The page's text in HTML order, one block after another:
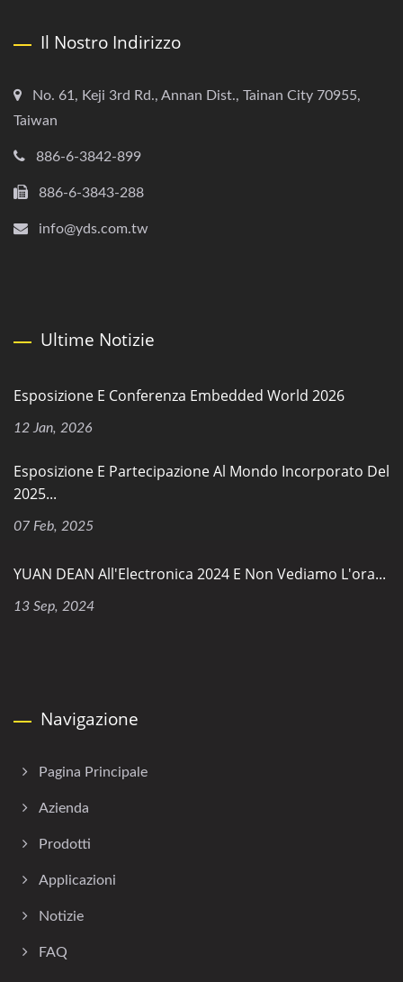
Il Nostro Indirizzo
No. 61, Keji 3rd Rd., Annan Dist., Tainan City 70955,
Taiwan
886-6-3842-899
886-6-3843-288
info@yds.com.tw
Ultime Notizie
Esposizione E Conferenza Embedded World 2026
12 Jan, 2026
Esposizione E Partecipazione Al Mondo Incorporato Del
2025...
07 Feb, 2025
YUAN DEAN All'Electronica 2024 E Non Vediamo L'ora...
13 Sep, 2024
Navigazione
Pagina Principale
Azienda
Prodotti
Applicazioni
Notizie
FAQ